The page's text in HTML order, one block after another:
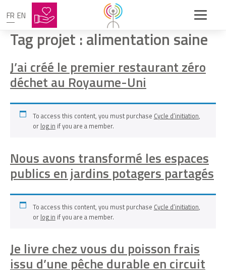
FR EN
Tag projet :alimentation saine
J’ai créé le premier restaurant zéro
déchet au Royaume-Uni
To access this content, you must purchase Cycle d’initiation,
or log in if you are a member.
Nous avons transformé les espaces
publics en jardins potagers partagés
To access this content, you must purchase Cycle d’initiation,
or log in if you are a member.
Je livre chez vous du poisson frais
issu d’une pêche durable en circuit